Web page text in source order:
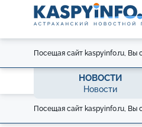
Посещая сайт kaspyinfo.ru, Вы
НОВОСТИ
Новости
Посещая сайт kaspyinfo.ru, Вы